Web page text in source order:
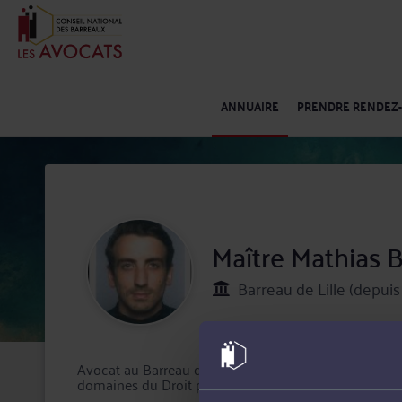
ANNUAIRE PRENDRE
Maître Mathias
Barreau de Lille
Avocat au Barreau de Lille, Maître Mathias
domaines du Droit pénal, Droit des étrangers et de